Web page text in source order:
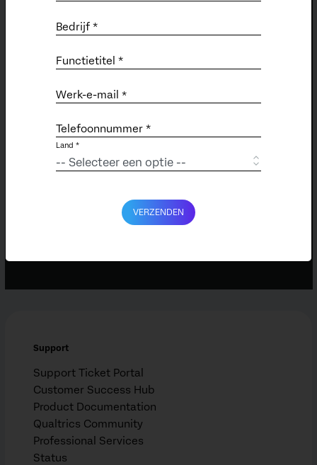
Bedrijf *
Functietitel *
Werk-e-mail *
Telefoonnummer *
Land *
VERZENDEN
Support
Support Ticket Portal
Customer Success Hub
Product Documentation
Qualtrics Community
Professional Services
Status